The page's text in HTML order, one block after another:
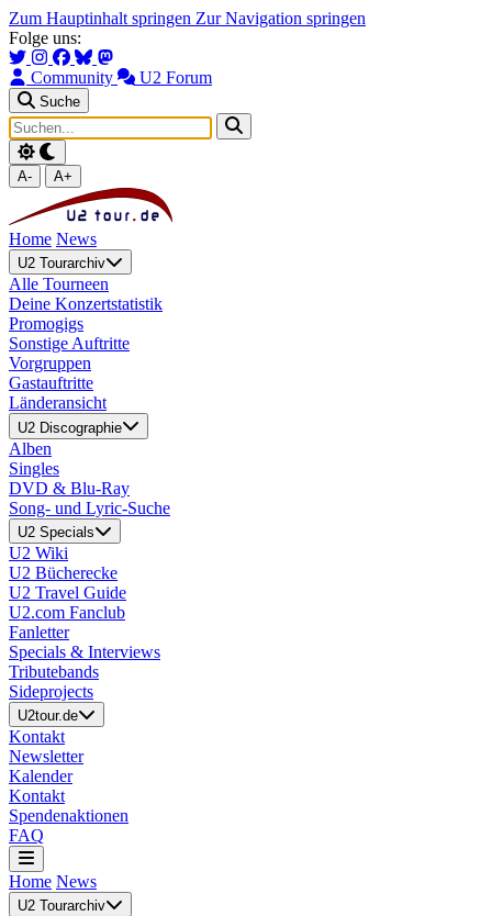
Zum Hauptinhalt springen Zur Navigation springen
Folge uns:
Community U2 Forum
Suche
A- A+
Home News
U2 Tourarchiv
Alle Tourneen
Deine Konzertstatistik
Promogigs
Sonstige Auftritte
Vorgruppen
Gastauftritte
Länderansicht
U2 Discographie
Alben
Singles
DVD & Blu-Ray
Song- und Lyric-Suche
U2 Specials
U2 Wiki
U2 Bücherecke
U2 Travel Guide
U2.com Fanclub
Fanletter
Specials & Interviews
Tributebands
Sideprojects
U2tour.de
Kontakt
Newsletter
Kalender
Kontakt
Spendenaktionen
FAQ
Home News
U2 Tourarchiv